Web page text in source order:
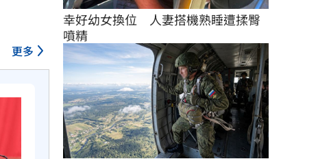
更多
幸好幼女換位　人妻搭機熟睡遭揉臀
噴精